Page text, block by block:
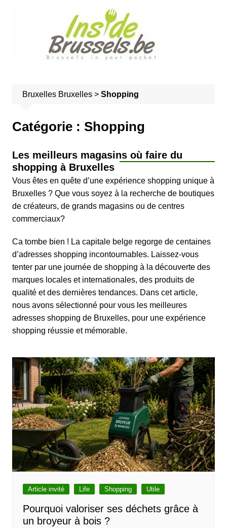
Bruxelles Bruxelles> Shopping
Catégorie : Shopping
Les meilleurs magasins où faire du
shopping à Bruxelles
Vous êtes en quête d’une expérience shopping unique à
Bruxelles ? Que vous soyez à la recherche de boutiques
de créateurs, de grands magasins ou de centres
commerciaux?
Ca tombe bien ! La capitale belge regorge de centaines
d’adresses shopping incontournables. Laissez-vous
tenter par une journée de shopping à la découverte des
marques locales et internationales, des produits de
qualité et des dernières tendances. Dans cet article,
nous avons sélectionné pour vous les meilleures
adresses shopping de Bruxelles, pour une expérience
shopping réussie et mémorable.
Article invité Life Shopping Utile
Pourquoi valoriser ses déchets grâce à
un broyeur à bois ?